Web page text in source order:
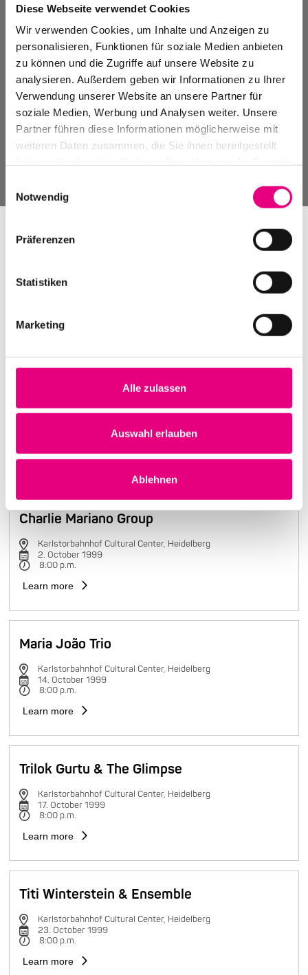
Diese Webseite verwendet Cookies
Wir verwenden Cookies, um Inhalte und Anzeigen zu
personalisieren, Funktionen für soziale Medien anbieten
zu können und die Zugriffe auf unsere Website zu
analysieren. Außerdem geben wir Informationen zu Ihrer
Verwendung unserer Website an unsere Partner für
soziale Medien, Werbung und Analysen weiter. Unsere
Partner führen diese Informationen möglicherweise mit
weiteren Daten zusammen, die Sie ihnen bereitgestellt
Notwendig
Präferenzen
Statistiken
Marketing
Alle zulassen
Auswahl erlauben
Ablehnen
Events Archive
Past events, festivals, and venues
Nightmares on Wax
Learn more
Charlie Mariano Group
Karlstorbahnhof Cultural Center, Heidelberg
2. October 1999
8:00 p.m.
Learn more
Maria João Trio
Karlstorbahnhof Cultural Center, Heidelberg
14. October 1999
8:00 p.m.
Learn more
Trilok Gurtu & The Glimpse
Karlstorbahnhof Cultural Center, Heidelberg
17. October 1999
8:00 p.m.
Learn more
Titi Winterstein & Ensemble
Karlstorbahnhof Cultural Center, Heidelberg
23. October 1999
8:00 p.m.
Learn more